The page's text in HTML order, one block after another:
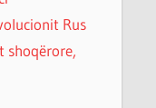
Rus
shoqërore,